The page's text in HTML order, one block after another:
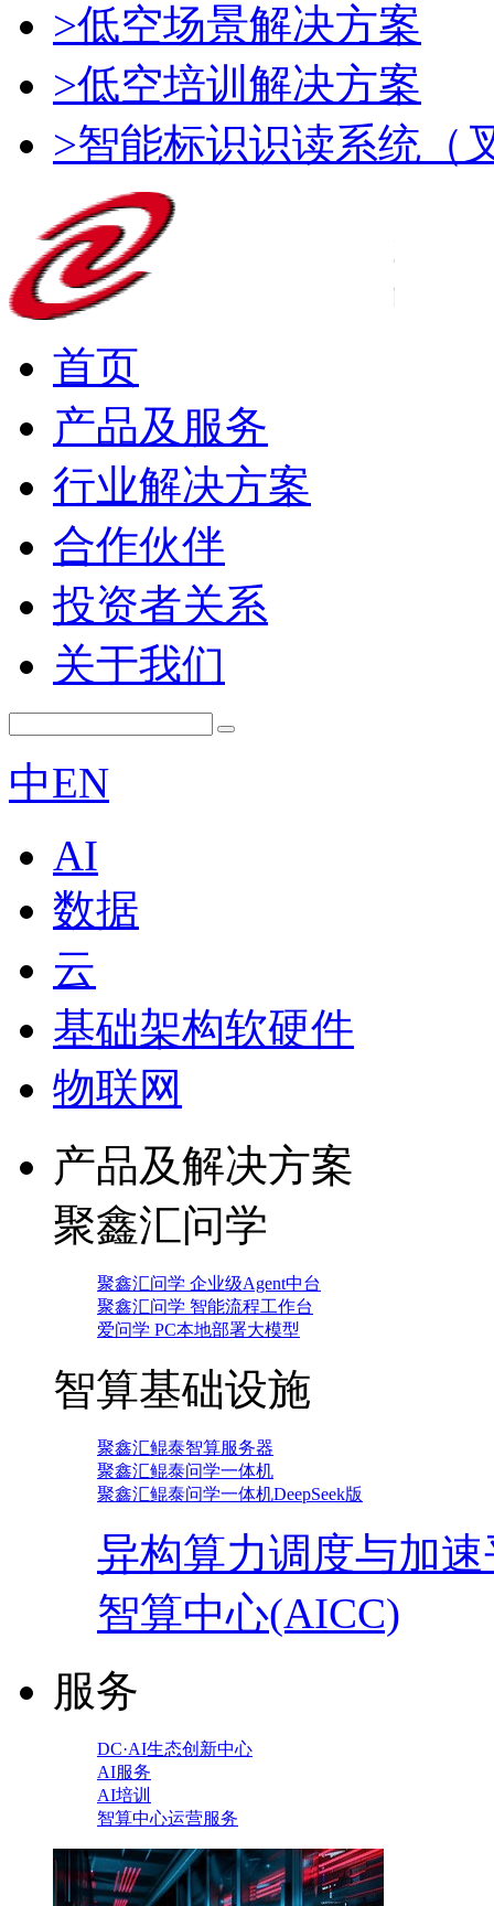
>低空场景解决方案
>低空培训解决方案
>智能标识识读系统（
首页
产品及服务
行业解决方案
合作伙伴
投资者关系
关于我们
中EN
AI
数据
云
基础架构软硬件
物联网
产品及解决方案
聚鑫汇问学
聚鑫汇问学 企业级Agent中台
聚鑫汇问学 智能流程工作台
爱问学 PC本地部署大模型
智算基础设施
聚鑫汇鲲泰智算服务器
聚鑫汇鲲泰问学一体机
聚鑫汇鲲泰问学一体机DeepSeek版
异构算力调度与加
智算中心(AICC)
服务
DC·AI生态创新中心
AI服务
AI培训
智算中心运营服务